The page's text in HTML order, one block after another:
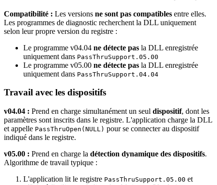
Compatibilité : Les versions ne sont pas compatibles entre elles.
Les programmes de diagnostic recherchent la DLL uniquement
selon leur propre version du registre :
Le programme v04.04 ne détecte pas la DLL enregistrée
uniquement dans PassThruSupport.05.00
Le programme v05.00 ne détecte pas la DLL enregistrée
uniquement dans PassThruSupport.04.04
Travail avec les dispositifs
v04.04 : Prend en charge simultanément un seul dispositif, dont les
paramètres sont inscrits dans le registre. L'application charge la DLL
et appelle PassThruOpen(NULL) pour se connecter au dispositif
indiqué dans le registre.
v05.00 : Prend en charge la détection dynamique des dispositifs.
Algorithme de travail typique :
L'application lit le registre PassThruSupport.05.00 et